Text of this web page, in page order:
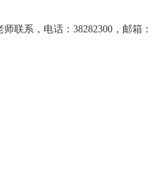
联系，电话：38282300，邮箱：